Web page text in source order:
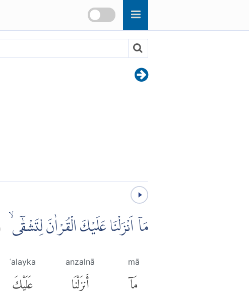
مَآ اَنْزَلْنَا عَلَيْكَ الْقُرْاٰنَ لِتَشْقٰٓى ۙ
mā
مَآ
anzalnā
أَنزَلْنَا
ʿalayka
عَلَيْكَ